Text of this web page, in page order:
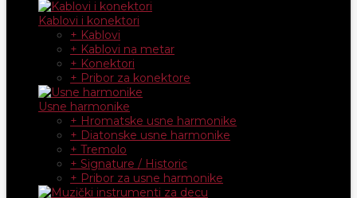
Kablovi i konektori
+ Kablovi
+ Kablovi na metar
+ Konektori
+ Pribor za konektore
Usne harmonike
+ Hromatske usne harmonike
+ Diatonske usne harmonike
+ Tremolo
+ Signature / Historic
+ Pribor za usne harmonike